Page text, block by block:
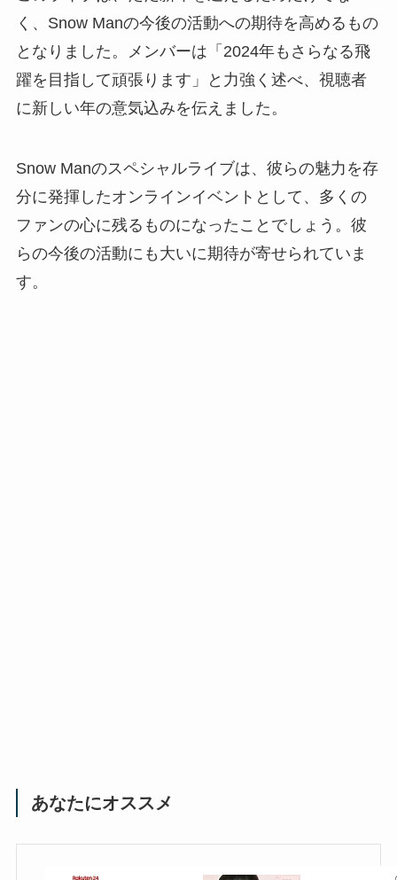
く、Snow Manの今後の活動への期待を高めるもの
となりました。メンバーは「2024年もさらなる飛
躍を目指して頑張ります」と力強く述べ、視聴者
に新しい年の意気込みを伝えました。
Snow Manのスペシャルライブは、彼らの魅力を存
分に発揮したオンラインイベントとして、多くの
ファンの心に残るものになったことでしょう。彼
らの今後の活動にも大いに期待が寄せられていま
す。
あなたにオススメ